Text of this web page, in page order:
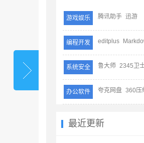
游戏娱乐 腾讯助手 迅游
编程开发 editplus
系统安全 鲁大师 2345卫
办公软件 夸克网盘 360压
最近更新